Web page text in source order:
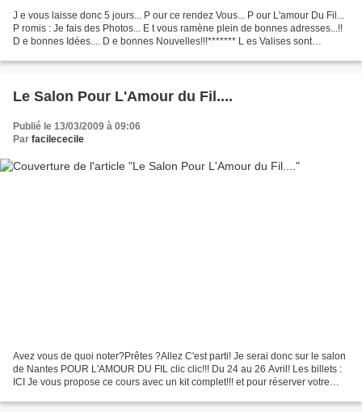
J e vous laisse donc 5 jours... P our ce rendez Vous... P our L'amour Du Fil...
P romis : Je fais des Photos... E t vous ramène plein de bonnes adresses...!!
D e bonnes Idées.... D e bonnes Nouvelles!!!******* L es Valises sont
Le Salon Pour L'Amour du Fil....
Publié le 13/03/2009 à 09:06
Par facilececile
Avez vous de quoi noter?Prêtes ?Allez C'est parti! Je serai donc sur le salon
de Nantes POUR L'AMOUR DU FIL clic clic!!! Du 24 au 26 Avril! Les billets :
ICI Je vous propose ce cours avec un kit complet!!! et pour réserver votre